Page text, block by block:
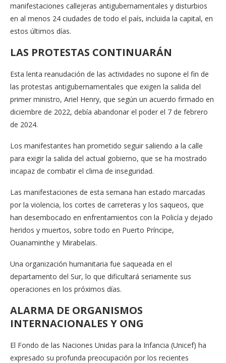
manifestaciones callejeras antigubernamentales y disturbios
en al menos 24 ciudades de todo el país, incluida la capital, en
estos últimos días.
LAS PROTESTAS CONTINUARÁN
Esta lenta reanudación de las actividades no supone el fin de
las protestas antigubernamentales que exigen la salida del
primer ministro, Ariel Henry, que según un acuerdo firmado en
diciembre de 2022, debía abandonar el poder el 7 de febrero
de 2024.
Los manifestantes han prometido seguir saliendo a la calle
para exigir la salida del actual gobierno, que se ha mostrado
incapaz de combatir el clima de inseguridad.
Las manifestaciones de esta semana han estado marcadas
por la violencia, los cortes de carreteras y los saqueos, que
han desembocado en enfrentamientos con la Policía y dejado
heridos y muertos, sobre todo en Puerto Príncipe,
Ouanaminthe y Mirabelais.
Una organización humanitaria fue saqueada en el
departamento del Sur, lo que dificultará seriamente sus
operaciones en los próximos días.
ALARMA DE ORGANISMOS
INTERNACIONALES Y ONG
El Fondo de las Naciones Unidas para la Infancia (Unicef) ha
expresado su profunda preocupación por los recientes